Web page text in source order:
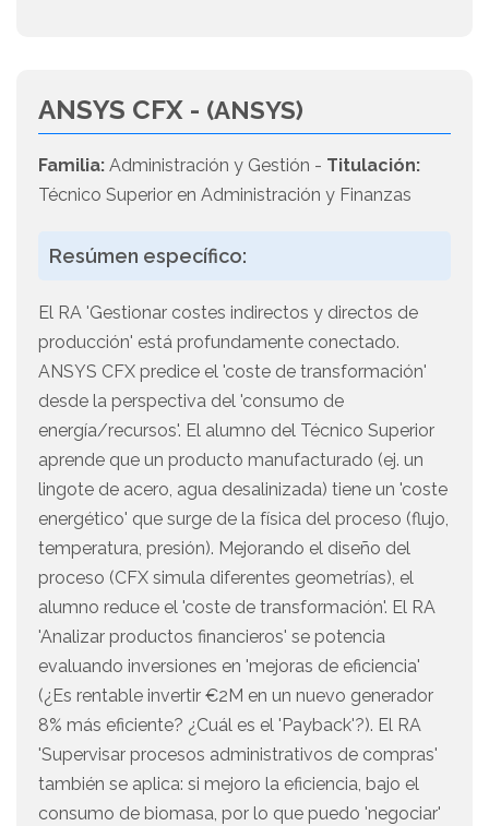
ANSYS CFX - (ANSYS)
Familia: Administración y Gestión - Titulación:
Técnico Superior en Administración y Finanzas
Resúmen específico:
El RA 'Gestionar costes indirectos y directos de
producción' está profundamente conectado.
ANSYS CFX predice el 'coste de transformación'
desde la perspectiva del 'consumo de
energía/recursos'. El alumno del Técnico Superior
aprende que un producto manufacturado (ej. un
lingote de acero, agua desalinizada) tiene un 'coste
energético' que surge de la física del proceso (flujo,
temperatura, presión). Mejorando el diseño del
proceso (CFX simula diferentes geometrías), el
alumno reduce el 'coste de transformación'. El RA
'Analizar productos financieros' se potencia
evaluando inversiones en 'mejoras de eficiencia'
(¿Es rentable invertir €2M en un nuevo generador
8% más eficiente? ¿Cuál es el 'Payback'?). El RA
'Supervisar procesos administrativos de compras'
también se aplica: si mejoro la eficiencia, bajo el
consumo de biomasa, por lo que puedo 'negociar'